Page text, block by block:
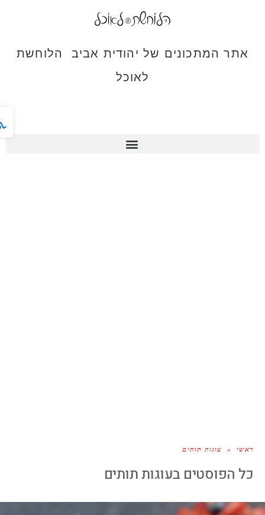
אתר המתכונים של יהודית אביב הלוחשת
לאוכל
ראשי » עוגות תותים
כל הפוסטים ב עוגות תותים